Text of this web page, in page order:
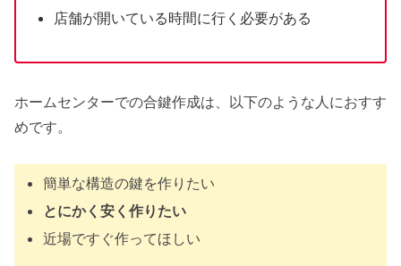
店舗が開いている時間に行く必要がある
ホームセンターでの合鍵作成は、以下のような人におすす
めです。
簡単な構造の鍵を作りたい
とにかく安く作りたい
近場ですぐ作ってほしい